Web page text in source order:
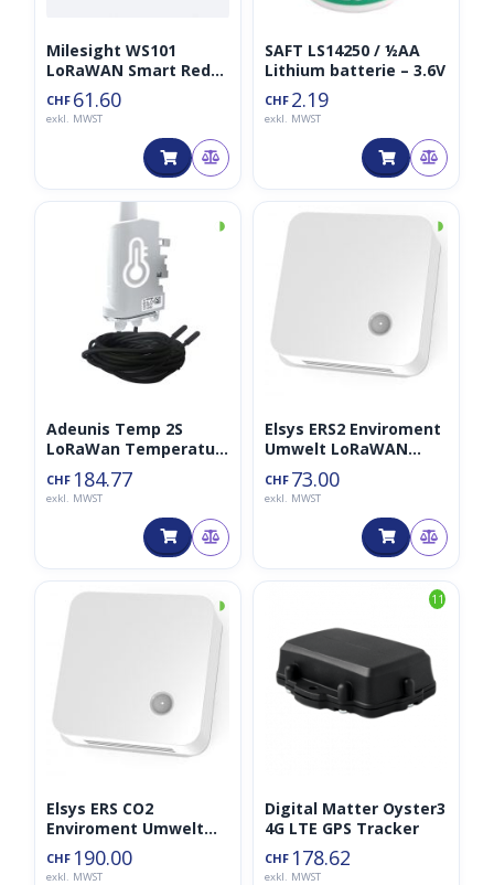
Milesight WS101
LoRaWAN Smart Red
SOS Button
CHF 61.60
exkl. MWST
SAFT LS14250 / ½AA
Lithium batterie – 3.6V
CHF 2.19
exkl. MWST
◑
Adeunis Temp 2S
LoRaWan Temperatur
Sensor 868MHz
CHF 184.77
exkl. MWST
◑
Elsys ERS2 Enviroment
Umwelt LoRaWAN
Sensor 868MHz
CHF 73.00
exkl. MWST
◑
Elsys ERS CO2
Enviroment Umwelt
LoRaWAN Sensor
868MHz
CHF 190.00
exkl. MWST
11
Digital Matter Oyster3
4G LTE GPS Tracker
CHF 178.62
exkl. MWST